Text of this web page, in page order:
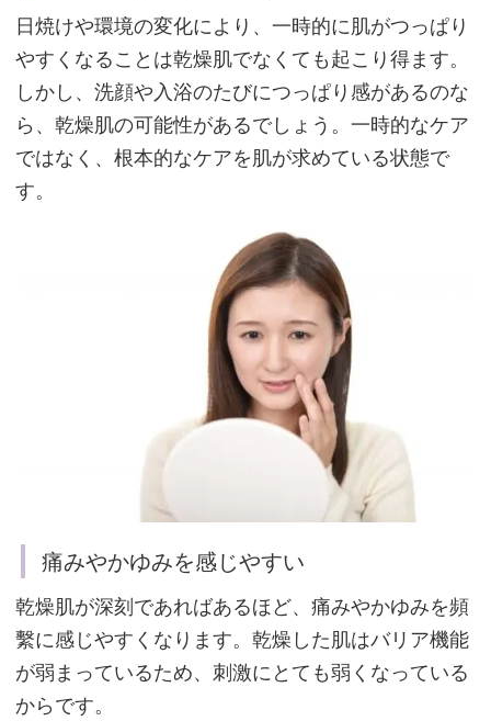
感
じ
や
す
い
す
目
日焼けや環境の変化により、一時的に肌がつっぱり
やすくなることは乾燥肌でなくても起こり得ます。
しかし、洗顔や入浴のたびにつっぱり感があるのな
ら、乾燥肌の可能性があるでしょう。一時的なケア
ではなく、根本的なケアを肌が求めている状態で
す。
痛みやかゆみを感じやすい
乾燥肌が深刻であればあるほど、痛みやかゆみを頻
繫に感じやすくなります。乾燥した肌はバリア機能
が弱まっているため、刺激にとても弱くなっている
からです。